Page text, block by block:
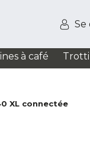
Se
à café
XL connectée